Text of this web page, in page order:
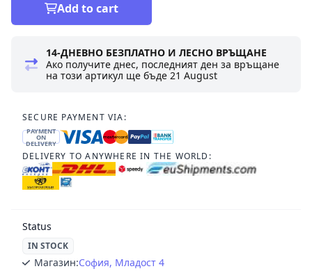
Add to cart
14-ДНЕВНО БЕЗПЛАТНО И ЛЕСНО ВРЪЩАНЕ
Ако получите днес, последният ден за връщане
на този артикул ще бъде21 August
SECURE PAYMENT VIA:
PAYMENT
ON
DELIVERY
DELIVERY TO ANYWHERE IN THE WORLD:
Status
IN STOCK
Магазин:София, Младост 4